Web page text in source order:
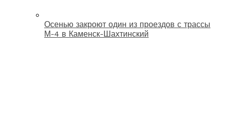
Осенью закроют один из проездов с трассы
М-4 в Каменск-Шахтинский